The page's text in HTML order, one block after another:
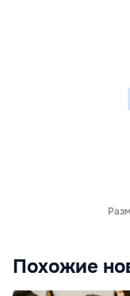
Похожие